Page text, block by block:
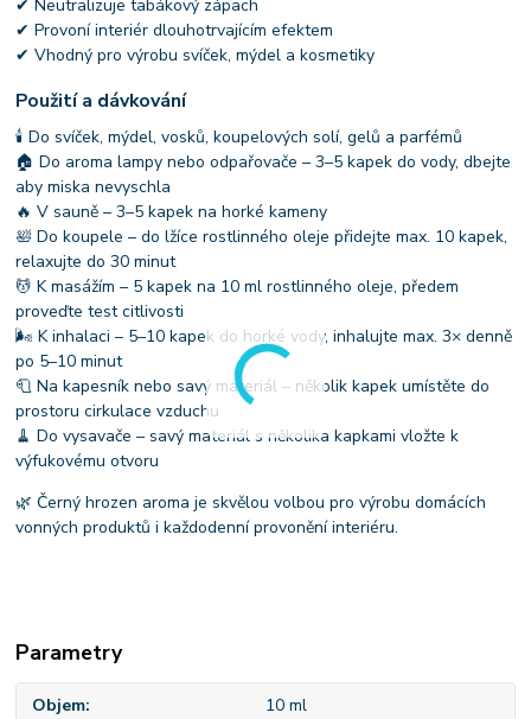
✔ Neutralizuje tabákový zápach
✔ Provoní interiér dlouhotrvajícím efektem
✔ Vhodný pro výrobu svíček, mýdel a kosmetiky
Použití a dávkování
🕯 Do svíček, mýdel, vosků, koupelových solí, gelů a parfémů
🏠 Do aroma lampy nebo odpařovače – 3–5 kapek do vody, dbejte
aby miska nevyschla
🔥 V sauně – 3–5 kapek na horké kameny
🛀 Do koupele – do lžíce rostlinného oleje přidejte max. 10 kapek,
relaxujte do 30 minut
💆 K masážím – 5 kapek na 10 ml rostlinného oleje, předem
proveďte test citlivosti
🌬 K inhalaci – 5–10 kapek do horké vody, inhalujte max. 3× denně
po 5–10 minut
🧻 Na kapesník nebo savý materiál – několik kapek umístěte do
prostoru cirkulace vzduchu
🧹 Do vysavače – savý materiál s několika kapkami vložte k
výfukovému otvoru
🌿 Černý hrozen aroma je skvělou volbou pro výrobu domácích
vonných produktů i každodenní provonění interiéru.
Parametry
Objem 10 ml